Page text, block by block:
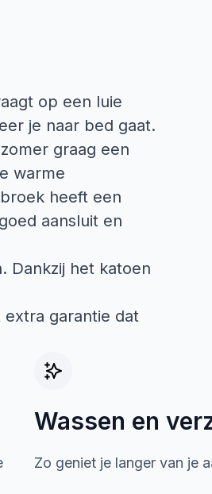
op een luie
je naar bed gaat.
graag een
warme
heeft een
aansluit en
Dankzij het katoen
extra garantie dat
Wassen en
Zo geniet je langer van je